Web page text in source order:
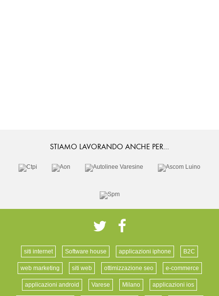
STIAMO LAVORANDO ANCHE PER
siti internet Software house applicazioni iphone B2C
web marketing siti web ottimizzazione seo e-commerce
applicazioni android Varese Milano applicazioni ios